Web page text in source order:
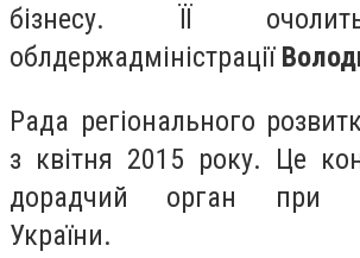
бізнесу. ЇЇ
облдержадміністрації
Рада регіонального
з квітня 2015 року. Це
дорадчий орган при
України.